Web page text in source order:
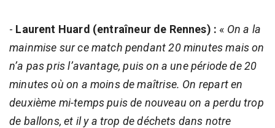
- Laurent Huard (entraîneur de Rennes) : « On a la
mainmise sur ce match pendant 20 minutes mais on
n’a pas pris l’avantage, puis on a une période de 20
minutes où on a moins de maîtrise. On repart en
deuxième mi-temps puis de nouveau on a perdu trop
de ballons, et il y a trop de déchets dans notre